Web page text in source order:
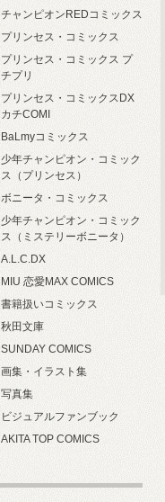
チャンピオンREDコミックス
プリンセス・コミックス
プリンセス・コミックス プ
チプリ
プリンセス・コミックスDX
カチCOMI
BaLmyコミックス
少年チャンピオン・コミック
ス（プリンセス）
ボニータ・コミックス
少年チャンピオン・コミック
ス（ミステリーボニータ）
A.L.C.DX
MIU 恋愛MAX COMICS
書籍扱いコミックス
秋田文庫
SUNDAY COMICS
画集・イラスト集
写真集
ビジュアルファンブック
AKITA TOP COMICS